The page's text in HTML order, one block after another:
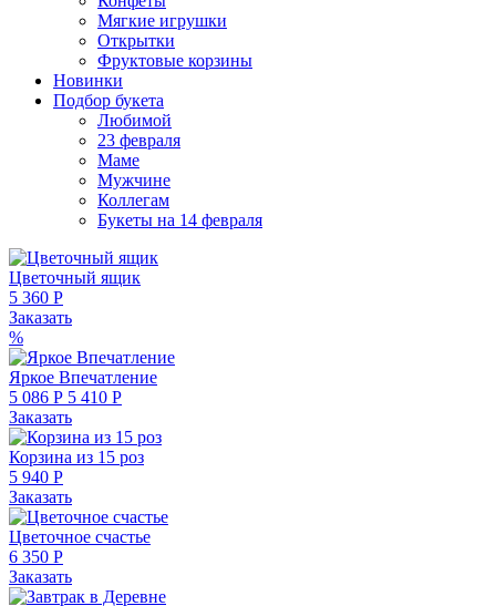
Мягкие игрушки
Открытки
Фруктовые корзины
Новинки
Подбор букета
Любимой
23 февраля
Маме
Мужчине
Коллегам
Букеты на 14 февраля
Цветочный ящик
5 360 Р
Заказать
%
Яркое Впечатление
5 086 Р 5 410 Р
Заказать
Корзина из 15 роз
5 940 Р
Заказать
Цветочное счастье
6 350 Р
Заказать